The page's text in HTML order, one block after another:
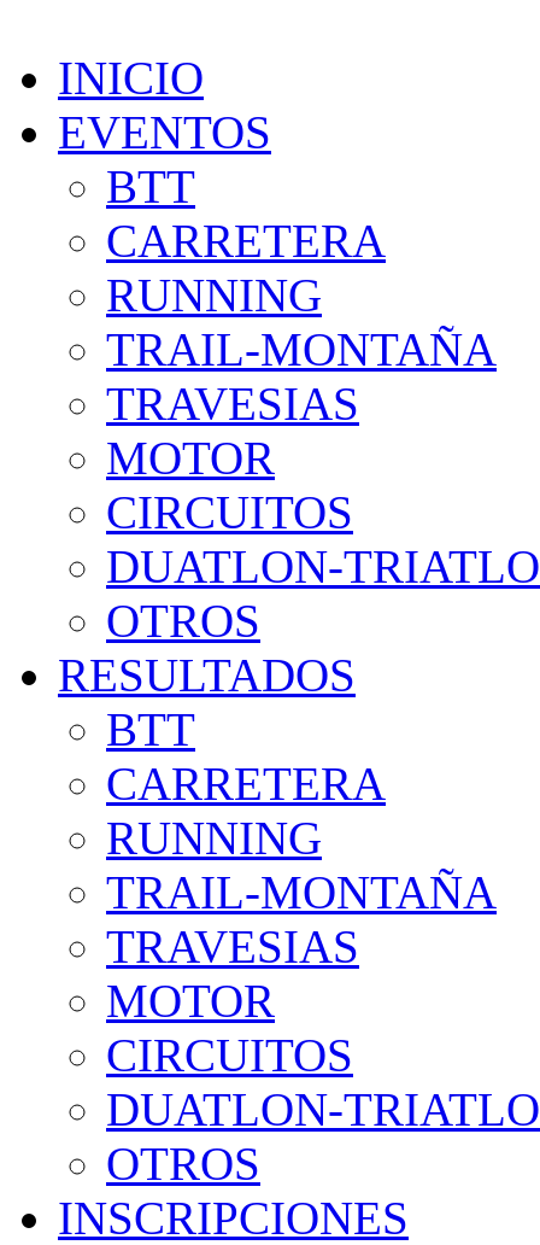
INICIO
EVENTOS
BTT
CARRETERA
RUNNING
TRAIL-MONTAÑA
TRAVESIAS
MOTOR
CIRCUITOS
DUATLON-
OTROS
RESULTADOS
BTT
CARRETERA
RUNNING
TRAIL-MONTAÑA
TRAVESIAS
MOTOR
CIRCUITOS
DUATLON-
OTROS
INSCRIPCIONES